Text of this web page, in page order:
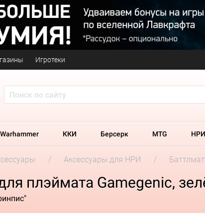
Игротеки
Warhammer ККИ Берсерк MTG НРИ
Аксессуары для НРИ
плэймата Gamegenic,